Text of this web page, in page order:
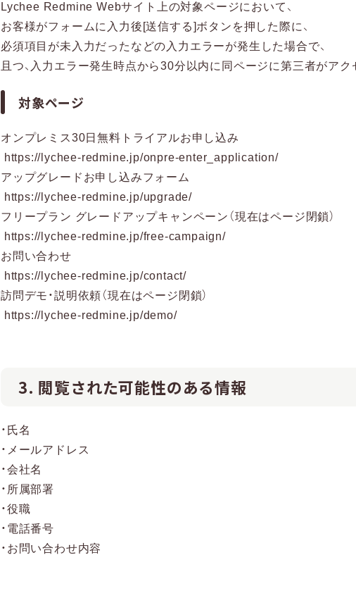
Lychee Redmine Webサイト上の対象ページにおいて、
お客様がフォームに入力後[送信する]ボタンを押した際に、
必須項目が未入力だったなどの入力エラーが発生した場合で、
且つ、入力エラー発生時点から30分以内に同ページに第三者がアク
対象ページ
オンプレミス30日無料トライアルお申し込み
https://lychee-redmine.jp/onpre-enter_application/
アップグレードお申し込みフォーム
https://lychee-redmine.jp/upgrade/
フリープラン グレードアップキャンペーン（現在はページ閉鎖）
https://lychee-redmine.jp/free-campaign/
お問い合わせ
https://lychee-redmine.jp/contact/
訪問デモ・説明依頼（現在はページ閉鎖）
https://lychee-redmine.jp/demo/
3. 閲覧された可能性のある情報
・氏名
・メールアドレス
・会社名
・所属部署
・役職
・電話番号
・お問い合わせ内容